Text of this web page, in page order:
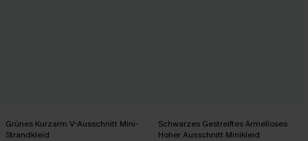
Grünes Kurzarm V-Ausschnitt Mini-
Strandkleid
Schwarzes Gestreiftes Ärmelloses
Hoher Ausschnitt Minikleid